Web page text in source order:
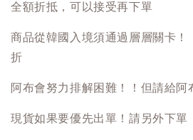
全額折抵，可以接受再下單
商品從韓國入境須通過層層關卡！
折
阿布會努力排解困難！！但請給阿
現貨如果要優先出單！請另外下單